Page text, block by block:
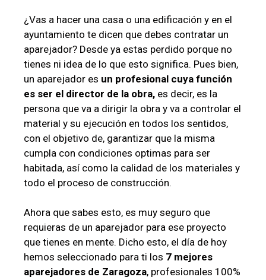
¿Vas a hacer una casa o una edificación y en el
ayuntamiento te dicen que debes contratar un
aparejador? Desde ya estas perdido porque no
tienes ni idea de lo que esto significa. Pues bien,
un aparejador es un profesional cuya función
es ser el director de la obra, es decir, es la
persona que va a dirigir la obra y va a controlar el
material y su ejecución en todos los sentidos,
con el objetivo de, garantizar que la misma
cumpla con condiciones optimas para ser
habitada, así como la calidad de los materiales y
todo el proceso de construcción.
Ahora que sabes esto, es muy seguro que
requieras de un aparejador para ese proyecto
que tienes en mente. Dicho esto, el día de hoy
hemos seleccionado para ti los 7 mejores
aparejadores de Zaragoza, profesionales 100%